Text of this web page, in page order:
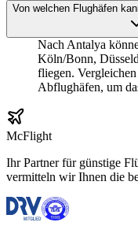
Von welchen Flughäfen
Nach Antalya
Köln/Bonn,
fliegen.
Abflughäfen, um
McFlight
Ihr Partner für günstige
vermitteln wir Ihnen die